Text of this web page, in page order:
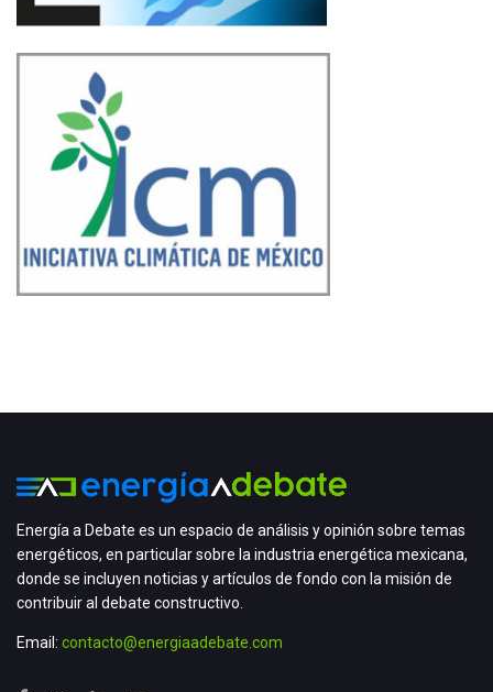
Energía a Debate es un espacio de análisis y opinión sobre temas
energéticos, en particular sobre la industria energética mexicana,
donde se incluyen noticias y artículos de fondo con la misión de
contribuir al debate constructivo.
Email: contacto@energiaadebate.com